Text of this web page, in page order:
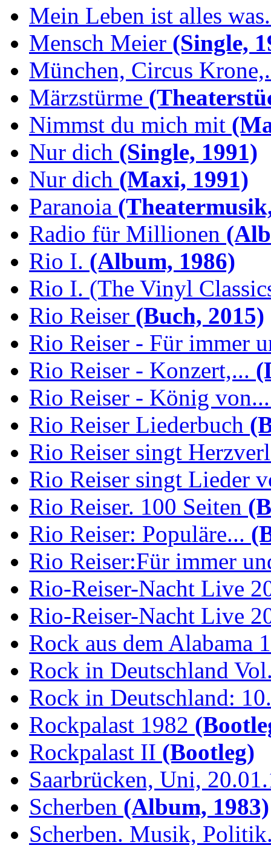
Mein Leben ist alles
Mensch Meier (Single,
München, Circus
Märzstürme
Nimmst du mich mit
Nur dich (Single, 1991)
Nur dich (Maxi, 1991)
Paranoia
Radio für Millionen
Rio I. (Album, 1986)
Rio I. (The Vinyl
Rio Reiser (Buch, 2015)
Rio Reiser - Für immer
Rio Reiser - Konzert,...
Rio Reiser - König von...
Rio Reiser Liederbuch
Rio Reiser singt
Rio Reiser singt Lieder
Rio Reiser. 100 Seiten
Rio Reiser: Populäre...
Rio Reiser:Für immer
Rio-Reiser-Nacht Live
Rio-Reiser-Nacht Live
Rock aus dem Alabama
Rock in Deutschland
Rock in Deutschland:
Rockpalast 1982
Rockpalast II (Bootleg)
Saarbrücken, Uni,
Scherben (Album, 1983)
Scherben. Musik,